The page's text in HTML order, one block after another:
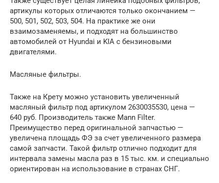
артикулы которых отличаются только окончанием —
500, 501, 502, 503, 504. На практике же они
взаимозаменяемы, и подходят на большинство
автомобилей от Hyundai и KIA с бензиновыми
двигателями.
Масляные фильтры.
Также на Крету можно установить увеличенный
масляный фильтр под артикулом 2630035530, цена —
640 руб. Производитель также Mann Filter.
Преимущество перед оригинальной запчастью —
увеличена площадь ФЭ за счет увеличенного размера
самой запчасти. Такой фильтр отлично подходит для
интервала замены масла раз в 15 тыс. км. и специально
ориентирован на использование в странах СНГ.